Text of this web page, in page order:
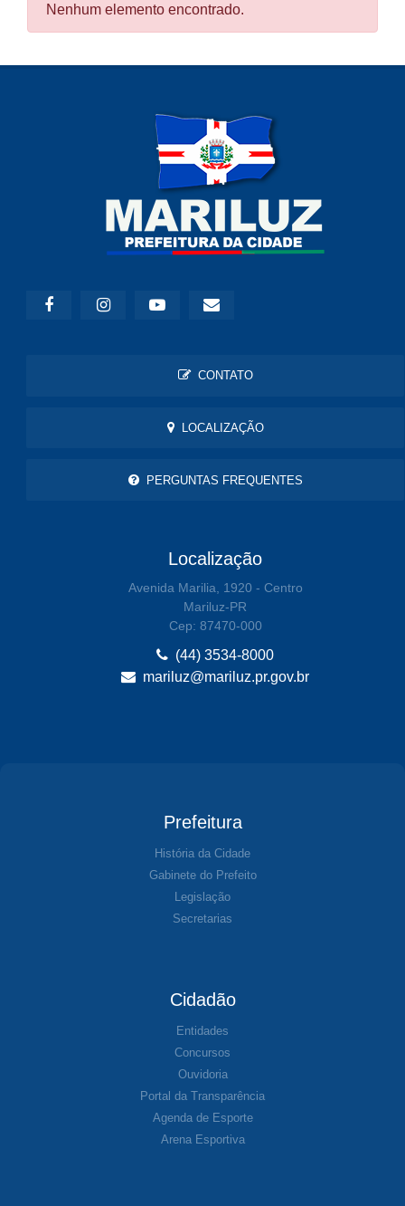
Nenhum elemento encontrado.
CONTATO
LOCALIZAÇÃO
PERGUNTAS FREQUENTES
Localização
Avenida Marilia, 1920 - Centro
Mariluz-PR
Cep: 87470-000
(44) 3534-8000
mariluz@mariluz.pr.gov.br
Prefeitura
História da Cidade
Gabinete do Prefeito
Legislação
Secretarias
Cidadão
Entidades
Concursos
Ouvidoria
Portal da Transparência
Agenda de Esporte
Arena Esportiva